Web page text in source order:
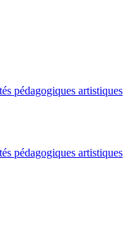
pédagogiques artistiques
pédagogiques artistiques